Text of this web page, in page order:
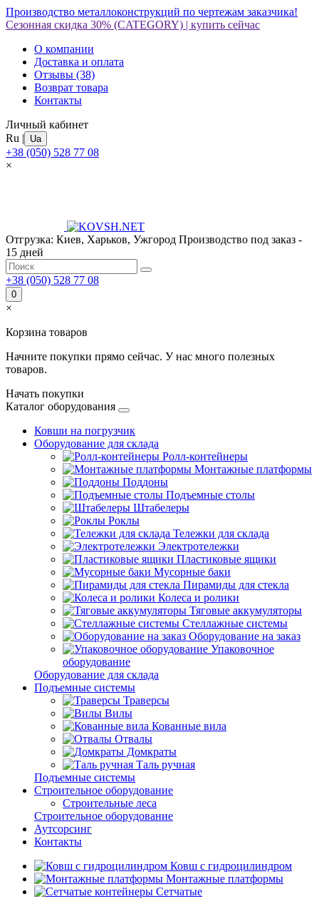
Производство металлоконструкций по чертежам заказчика!
Сезонная скидка 30% (CATEGORY) | купить сейчас
О компании
Доставка и оплата
Отзывы (38)
Возврат товара
Контакты
Личный кабинет
Ru | Ua
+38 (050) 528 77 08
×
Отгрузка: Киев, Харьков, Ужгород Производство под заказ -
15 дней
+38 (050) 528 77 08
0
×
Корзина товаров
Начните покупки прямо сейчас. У нас много полезных
товаров.
Начать покупки
Каталог оборудования
Ковши на погрузчик
Оборудование для склада
Ролл-контейнеры
Монтажные платформы
Поддоны
Подъемные столы
Штабелеры
Роклы
Тележки для склада
Электротележки
Пластиковые ящики
Мусорные баки
Пирамиды для стекла
Колеса и ролики
Тяговые аккумуляторы
Стеллажные системы
Оборудование на заказ
Упаковочное
оборудование
Оборудование для склада
Подъемные системы
Траверсы
Вилы
Кованные вила
Отвалы
Домкраты
Таль ручная
Подъемные системы
Строительное оборудование
Строительные леса
Строительное оборудование
Аутсорсинг
Контакты
Ковш с гидроцилиндром
Монтажные платформы
Сетчатые